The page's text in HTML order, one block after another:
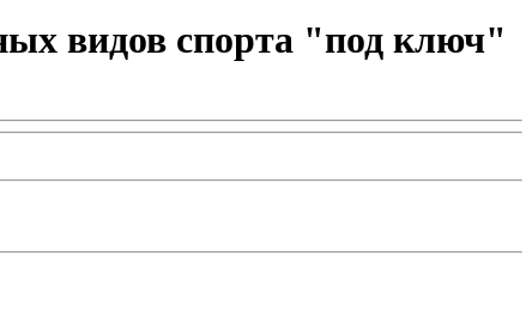
видов спорта "под ключ"